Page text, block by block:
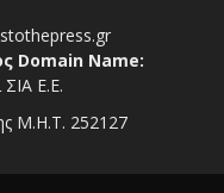
Domain Name:
ΣΙΑ Ε.Ε.
Μ.Η.Τ. 252127